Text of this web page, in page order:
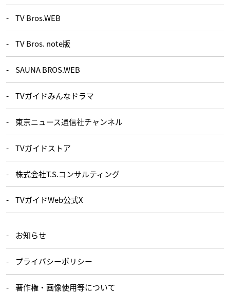
TV Bros.WEB
TV Bros. note版
SAUNA BROS.WEB
TVガイドみんなドラマ
東京ニュース通信社チャンネル
TVガイドストア
株式会社T.S.コンサルティング
TVガイドWeb公式X
お知らせ
プライバシーポリシー
著作権・画像使用等について